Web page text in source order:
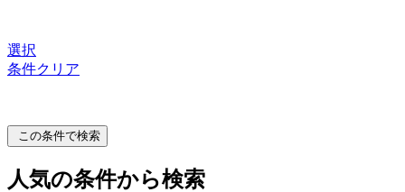
選択
条件クリア
この条件で検索
人気の条件から検索